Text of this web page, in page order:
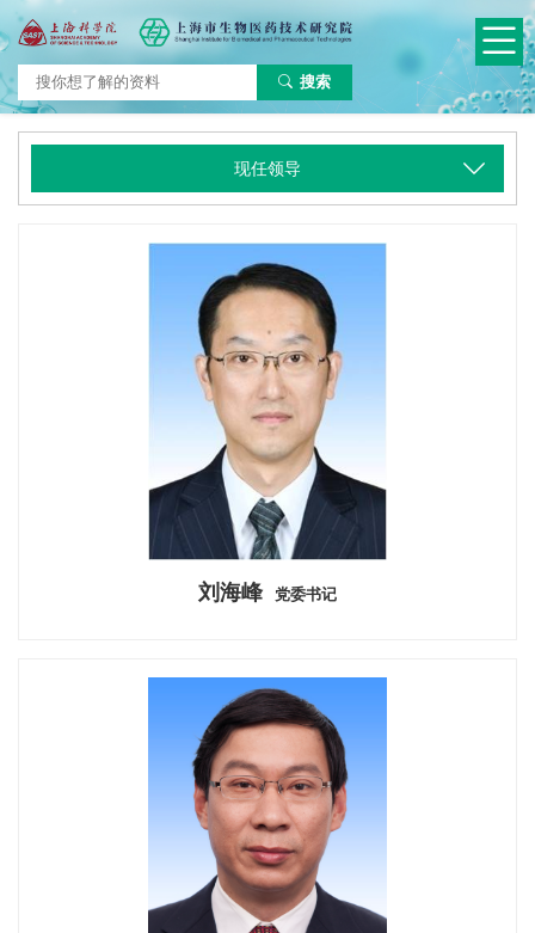
搜索
现任领导
刘海峰 党委书记